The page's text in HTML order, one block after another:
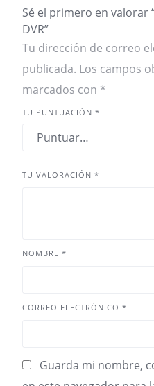
Sé el primero en valorar
DVR”
Tu dirección de correo
publicada. Los campos
marcados con *
TU PUNTUACIÓN *
TU VALORACIÓN *
NOMBRE *
CORREO ELECTRÓNICO *
Guarda mi nombre,